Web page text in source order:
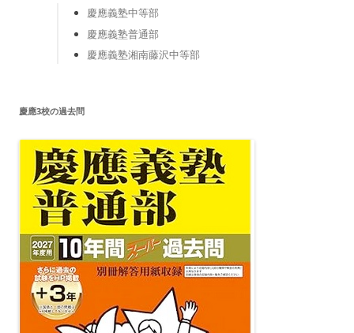
慶應義塾中等部
慶應義塾普通部
慶應義塾湘南藤沢中等部
慶應3校の過去問